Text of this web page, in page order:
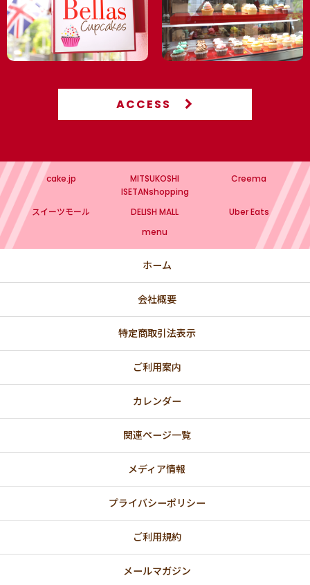
ACCESS
cake.jp
MITSUKOSHI
ISETANshopping
Creema
スイーツモール DELISH MALL
Uber Eats
menu
ホーム
会社概要
特定商取引法表示
ご利用案内
カレンダー
関連ページ一覧
メディア情報
プライバシーポリシー
ご利用規約
メールマガジン